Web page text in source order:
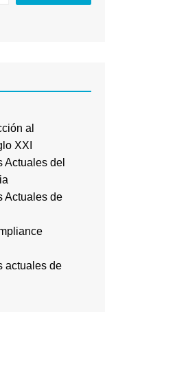
al
XXI
Actuales del
Actuales de
actuales de